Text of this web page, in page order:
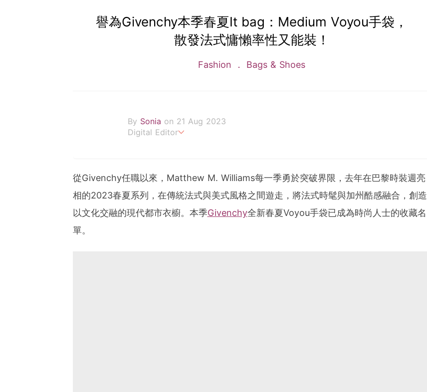
譽為Givenchy本季春夏It bag：Medium Voyou手袋，
散發法式慵懶率性又能裝！
Fashion Bags & Shoes
By Sonia on 21 Aug 2023
Digital Editor
從Givenchy任職以來，Matthew M. Williams每一季勇於突破界限，去年在巴黎時裝週亮
相的2023春夏系列，在傳統法式與美式風格之間遊走，將法式時髦與加州酷感融合，創造
以文化交融的現代都市衣櫥。本季Givenchy全新春夏Voyou手袋已成為時尚人士的收藏名
單。